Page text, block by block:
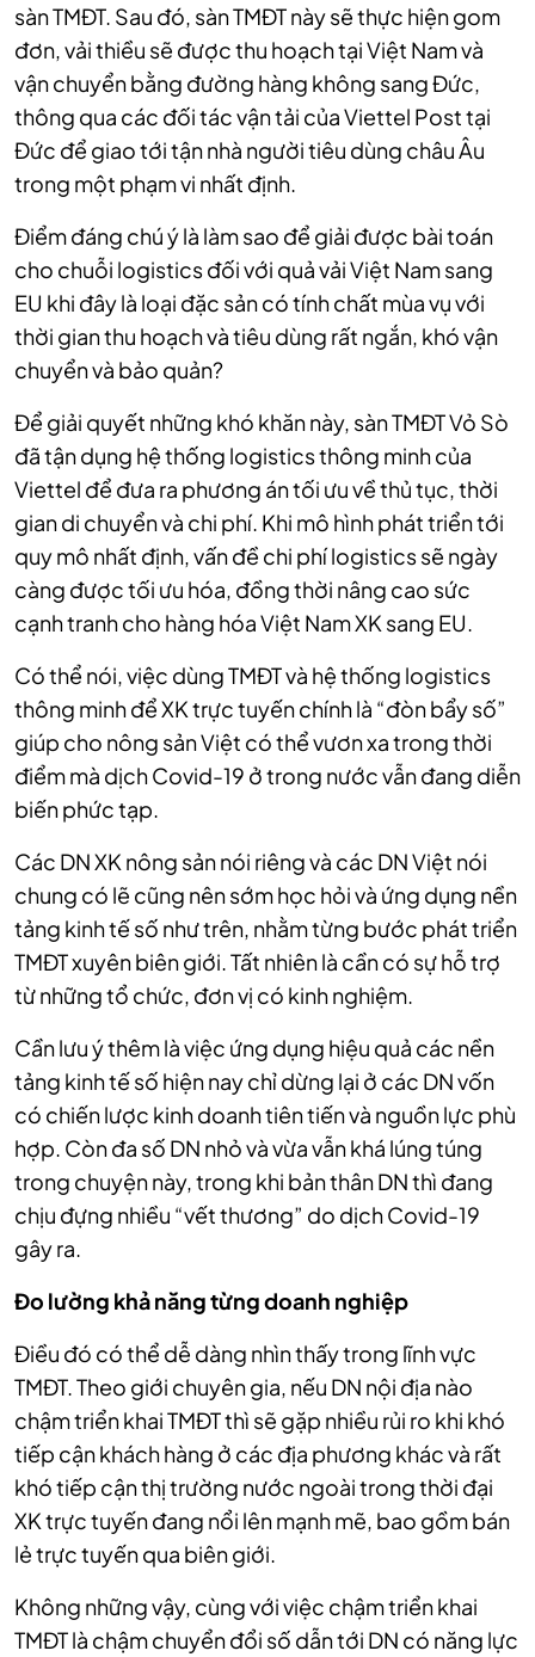
sàn TMĐT. Sau đó, sàn TMĐT này sẽ thực hiện gom
đơn, vải thiều sẽ được thu hoạch tại Việt Nam và
vận chuyển bằng đường hàng không sang Đức,
thông qua các đối tác vận tải của Viettel Post tại
Đức để giao tới tận nhà người tiêu dùng châuÂu
trong một phạm vi nhất định.
Điểm đáng chú ý là làm sao để giải được bài toán
cho chuỗi logistics đối với quả vải Việt Nam sang
EU khi đây là loại đặc sản có tính chất mùa vụ với
thời gian thu hoạch và tiêu dùng rất ngắn, khó vận
chuyển và bảo quản?
Để giải quyết những khó khăn này, sàn TMĐT Vỏ Sò
đã tận dụng hệ thống logistics thông minh của
Viettel để đưa ra phương án tối ưu về thủ tục, thời
gian di chuyển và chi phí. Khi mô hình phát triển tới
quy mô nhất định, vấn đề chi phí logistics sẽ ngày
càng được tối ưu hóa, đồng thời nâng cao sức
cạnh tranh cho hàng hóa Việt Nam XK sang EU.
Có thể nói, việc dùng TMĐT và hệ thống logistics
thông minh để XK trực tuyến chính là “đòn bẩy số”
giúp cho nông sản Việt có thể vươn xa trong thời
điểm mà dịch Covid-19 ở trong nước vẫn đang diễn
biến phức tạp.
Các DN XK nông sản nói riêng và các DN Việt nói
chung có lẽ cũng nên sớm học hỏi và ứng dụng nền
tảng kinh tế số như trên, nhằm từng bước phát triển
TMĐT xuyên biên giới. Tất nhiên là cần có sự hỗ trợ
từ những tổ chức, đơn vị có kinh nghiệm.
Cần lưu ý thêm là việc ứng dụng hiệu quả các nền
tảng kinh tế số hiện nay chỉ dừng lại ở các DN vốn
có chiến lược kinh doanh tiên tiến và nguồn lực phù
hợp. Còn đa số DN nhỏ và vừa vẫn khá lúng túng
trong chuyện này, trong khi bản thân DN thì đang
chịu đựng nhiều “vết thương” do dịch Covid-19
gây ra.
Đo lường khả năng từng doanh nghiệp
Điều đó có thể dễ dàng nhìn thấy trong lĩnh vực
TMĐT. Theo giới chuyên gia, nếu DN nội địa nào
chậm triển khai TMĐT thì sẽ gặp nhiều rủi ro khi khó
tiếp cận khách hàng ở các địa phương khác và rất
khó tiếp cận thị trường nước ngoài trong thời đại
XK trực tuyến đang nổi lên mạnh mẽ, bao gồm bán
lẻ trực tuyến qua biên giới.
Không những vậy, cùng với việc chậm triển khai
TMĐT là chậm chuyển đổi số dẫn tới DN có năng lực